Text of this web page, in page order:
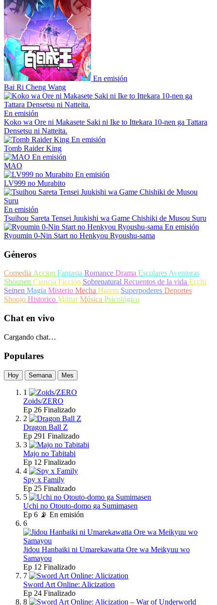
En emisión
Bai Ri Cheng Wang
En emisión
Koko wa Ore ni Makasete Saki ni Ike to Ittekara 10-nen ga Tattara
Densetsu ni Natteita.
En emisión
Tomb Raider King
En emisión
MAO
En emisión
LV999 no Murabito
En emisión
Tsuihou Sareta Tensei Juukishi wa Game Chishiki de Musou Suru
En emisión
Ryoumin 0-Nin Start no Henkyou Ryoushu-sama
Géneros
ComediaAccion Fantasia Romance Drama EscolaresAventuras
Shounen Ciencia Ficción Sobrenatural Recuentos de la vida Ecchi
Seinen Magia Misterio Mecha Harem Superpoderes Deportes
Shoujo Historico MilitarMúsica Psicológico
Chat en vivo
Cargando chat…
Populares
Hoy Semana Mes
1
Zoids/ZERO
Ep 26 Finalizado
2
Dragon Ball Z
Ep 291 Finalizado
3
Majo no Tabitabi
Ep 12 Finalizado
4
Spy x Family
Ep 25 Finalizado
5
Uchi no Otouto-domo ga Sumimasen
Ep 6 📡 En emisión
6
Jidou Hanbaiki ni Umarekawatta Ore wa Meikyuu wo
Samayou
Ep 12 Finalizado
7
Sword Art Online: Alicization
Ep 24 Finalizado
8